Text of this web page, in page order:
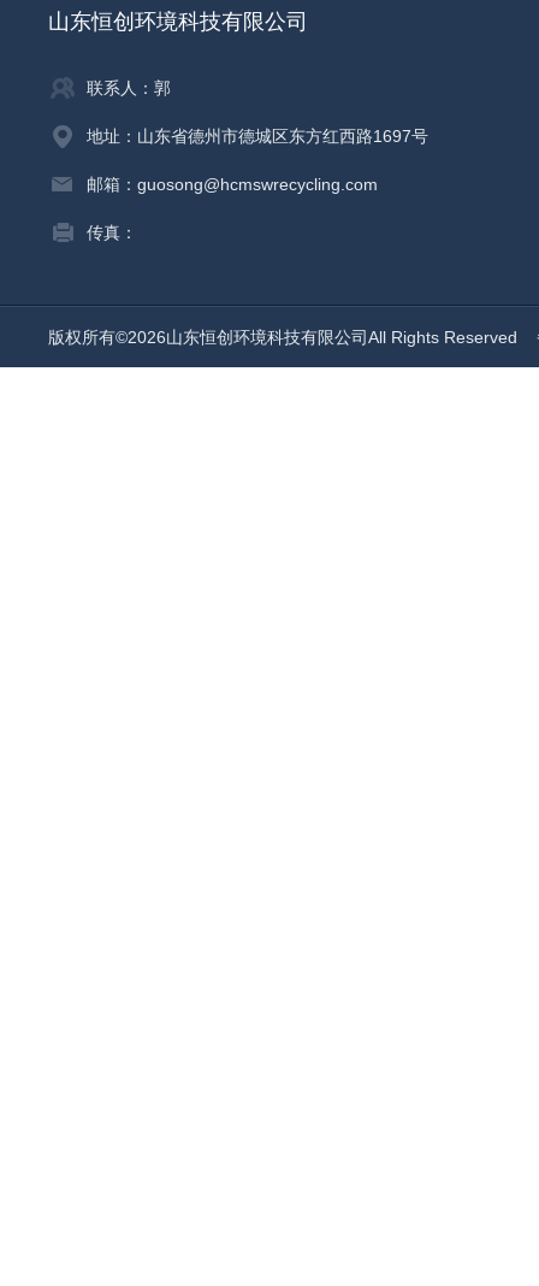
山东恒创环境科技有限公司
联系人：郭
地址：山东省德州市德城区东方红西路1697号
邮箱：guosong@hcmswrecycling.com
传真：
版权所有©2026山东恒创环境科技有限公司All Rights Reserved